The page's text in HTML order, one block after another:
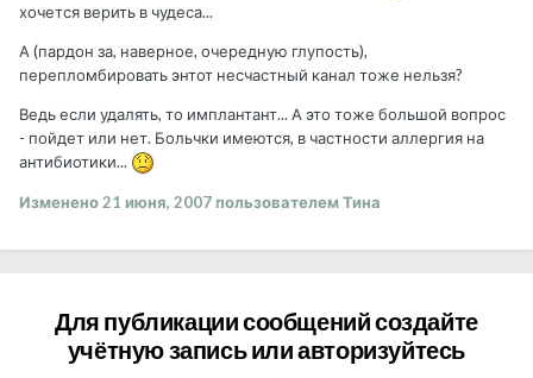
хочется верить в чудеса...
А (пардон за, наверное, очередную глупость),
перепломбировать энтот несчастный канал тоже нельзя?
Ведь если удалять, то имплантант... А это тоже большой вопрос
- пойдет или нет. Больчки имеются, в частности аллергия на
антибиотики...
Изменено21 июня, 2007пользователем Тина
Для публикации сообщений создайте
учётную запись или авторизуйтесь